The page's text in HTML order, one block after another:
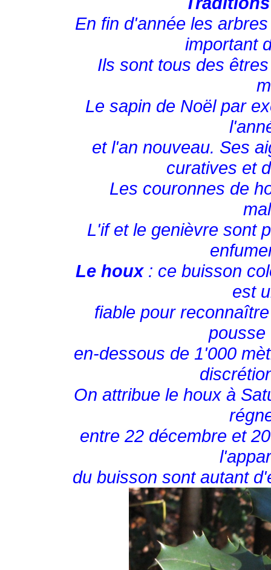
En fin d'année les
important
Ils sont tous des
Le sapin de Noël par
et l'an nouveau. Ses
curatives et
Les couronnes de
L'if et le genièvre sont
Le houx: ce buisson
est
fiable pour
pousse
en-dessous de 1'000
On attribue le houx à
entre 22 décembre et
du buisson sont autant